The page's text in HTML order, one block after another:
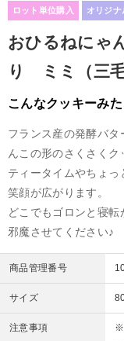
ロット単位購入 オリジナ
おひるねにゃ
り ミミ（三毛
こんなクッキーみた
フランス産の発酵バ
んこの形のさくさくク
ティータイムやちょっ
笑顔が広がります。
どこでもゴロンと寝
邪魔させてください♪
商品管理番号
サイズ
注意事項
※